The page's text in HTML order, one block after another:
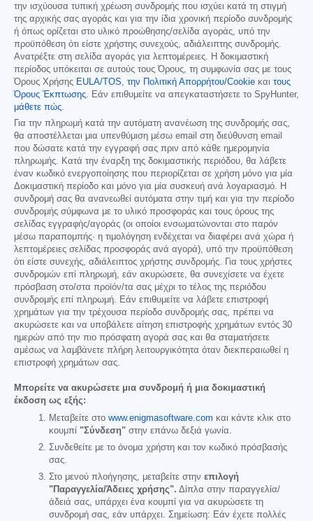
την ισχύουσα τυπική χρέωση συνδρομής που ισχύει κατά τη στιγμή
της αρχικής σας αγοράς και για την ίδια χρονική περίοδο συνδρομής
ή όπως ορίζεται στο υλικό προώθησης/σελίδα αγοράς, υπό την
προϋπόθεση ότι είστε χρήστης συνεχούς, αδιάλειπτης συνδρομής.
Ανατρέξτε στη σελίδα αγοράς για λεπτομέρειες. Η δοκιμαστική
περίοδος υπόκειται σε αυτούς τους Όρους, τη συμφωνία σας με τους
Όρους Χρήσης EULA/TOS, την Πολιτική Απορρήτου/Cookie και τους
Όρους Έκπτωσης. Εάν επιθυμείτε να απεγκαταστήσετε το SpyHunter,
μάθετε πώς.
Για την πληρωμή κατά την αυτόματη ανανέωση της συνδρομής σας,
θα αποστέλλεται μια υπενθύμιση μέσω email στη διεύθυνση email
που δώσατε κατά την εγγραφή σας πριν από κάθε ημερομηνία
πληρωμής. Κατά την έναρξη της δοκιμαστικής περιόδου, θα λάβετε
έναν κωδικό ενεργοποίησης που περιορίζεται σε χρήση μόνο για μία
Δοκιμαστική περίοδο και μόνο για μία συσκευή ανά λογαριασμό. Η
συνδρομή σας θα ανανεωθεί αυτόματα στην τιμή και για την περίοδο
συνδρομής σύμφωνα με το υλικό προσφοράς και τους όρους της
σελίδας εγγραφής/αγοράς (οι οποίοι ενσωματώνονται στο παρόν
μέσω παραπομπής· η τιμολόγηση ενδέχεται να διαφέρει ανά χώρα ή
λεπτομέρειες σελίδας προσφοράς ανά αγορά), υπό την προϋπόθεση
ότι είστε συνεχής, αδιάλειπτος χρήστης συνδρομής. Για τους χρήστες
συνδρομών επί πληρωμή, εάν ακυρώσετε, θα συνεχίσετε να έχετε
πρόσβαση στο/στα προϊόν/τα σας μέχρι το τέλος της περιόδου
συνδρομής επί πληρωμή. Εάν επιθυμείτε να λάβετε επιστροφή
χρημάτων για την τρέχουσα περίοδο συνδρομής σας, πρέπει να
ακυρώσετε και να υποβάλετε αίτηση επιστροφής χρημάτων εντός 30
ημερών από την πιο πρόσφατη αγορά σας και θα σταματήσετε
αμέσως να λαμβάνετε πλήρη λειτουργικότητα όταν διεκπεραιωθεί η
επιστροφή χρημάτων σας.
Μπορείτε να ακυρώσετε μια συνδρομή ή μια δοκιμαστική
έκδοση ως εξής:
Μεταβείτε στο www.enigmasoftware.com και κάντε κλικ στο
κουμπί "Σύνδεση" στην επάνω δεξιά γωνία.
Συνδεθείτε με το όνομα χρήστη και τον κωδικό πρόσβασής
σας.
Στο μενού πλοήγησης, μεταβείτε στην επιλογή
"Παραγγελία/Άδειες χρήσης". Δίπλα στην παραγγελία/
άδειά σας, υπάρχει ένα κουμπί για να ακυρώσετε τη
συνδρομή σας, εάν υπάρχει. Σημείωση: Εάν έχετε πολλές